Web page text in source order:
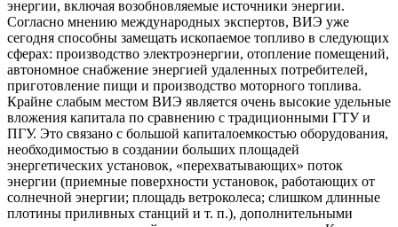
энергии, включая возобновляемые источники энергии.
Согласно мнению международных экспертов, ВИЭ уже
сегодня способны замещать ископаемое топливо в следующих
сферах: производство электроэнергии, отопление помещений,
автономное снабжение энергией удаленных потребителей,
приготовление пищи и производство моторного топлива.
Крайне слабым местом ВИЭ является очень высокие удельные
вложения капитала по сравнению с традиционными ГТУ и
ПГУ. Это связано с большой капиталоемкостью оборудования,
необходимостью в создании больших площадей
энергетических установок, «перехватывающих» поток
энергии (приемные поверхности установок, работающих от
солнечной энергии; площадь ветроколеса; слишком длинные
плотины приливных станций и т. п.), дополнительными